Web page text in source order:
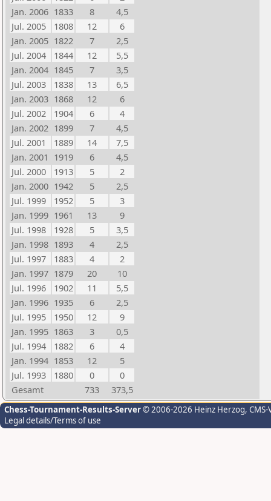
Jan. 2006 1833 8
4,5
Jul. 2005
1808 12
6
Jan. 2005 1822 7
2,5
Jul. 2004
1844 12
5,5
Jan. 2004 1845 7
3,5
Jul. 2003
1838 13
6,5
Jan. 2003 1868 12
6
Jul. 2002
1904 6
4
Jan. 2002 1899 7
4,5
Jul. 2001
1889 14
7,5
Jan. 2001 1919 6
4,5
Jul. 2000
1913 5
2
Jan. 2000 1942 5
2,5
Jul. 1999
1952 5
3
Jan. 1999 1961 13
9
Jul. 1998
1928 5
3,5
Jan. 1998 1893 4
2,5
Jul. 1997
1883 4
2
Jan. 1997 1879 20
10
Jul. 1996
1902 11
5,5
Jan. 1996 1935 6
2,5
Jul. 1995
1950 12
9
Jan. 1995 1863 3
0,5
Jul. 1994
1882 6
4
Jan. 1994 1853 12
5
Jul. 1993
1880 0
0
Gesamt
733 373,5
Chess-Tournament-Results-Server© 2006-2026 Heinz Herzog,
Legal details/Terms of use